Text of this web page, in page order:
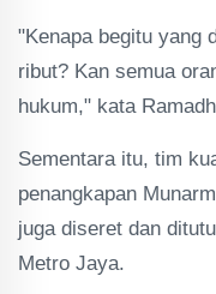
"Kenapa begitu yang
ribut? Kan semua
hukum," kata
Sementara itu, tim
penangkapan
juga diseret dan
Metro Jaya.